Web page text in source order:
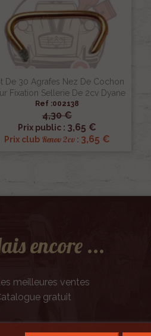
De 30 Agrafes Nez De Cochon
Fixation Sellerie De 2cv Dyane
Ref :002138
4,30 €
Prix public : 3,65 €
Prix club Renov 2cv : 3,65 €
 Aperçu rapide
encore ...
meilleures ventes
gratuit